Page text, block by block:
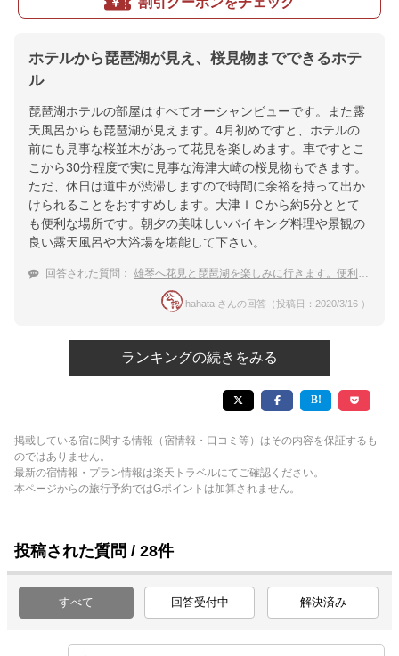
ホテルから琵琶湖が見え、桜見物までできるホテ
ル
琵琶湖ホテルの部屋はすべてオーシャンビューです。また露
天風呂からも琵琶湖が見えます。4月初めですと、ホテルの
前にも見事な桜並木があって花見を楽しめます。車ですとこ
こから30分程度で実に見事な海津大崎の桜見物もできます。
ただ、休日は道中が渋滞しますので時間に余裕を持って出か
けられることをおすすめします。大津ＩＣから約5分ととて
も便利な場所です。朝夕の美味しいバイキング料理や景観の
良い露天風呂や大浴場を堪能して下さい。
回答された質問： 雄琴へ花見と琵琶湖を楽しみに行きます。便利な宿を教えて下さい
hahata さんの回答（投稿日：2020/3/16 ）
ランキングの続きをみる
掲載している宿に関する情報（宿情報・口コミ等）はその内容を保証するも
のではありません。
最新の宿情報・プラン情報は楽天トラベルにてご確認ください。
本ページからの旅行予約ではGポイントは加算されません。
投稿された質問 / 28件
すべて 回答受付中 解決済み